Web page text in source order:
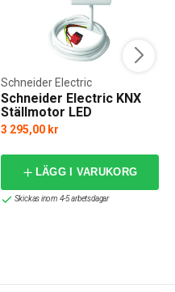
Schneider Electric KNX
Ställmotor LED
2xBinäringång
Schneider Electric
3 295,00 kr
LÄGG I VARUKORG
Skickas inom 4-5 arbetsdagar